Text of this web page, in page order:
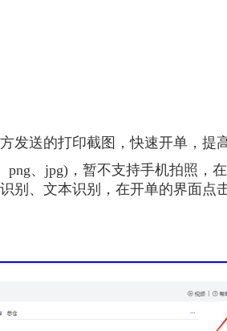
发送的打印截图，快速开单，提
png、jpg)，暂不支持手机拍照，
别、文本识别，在开单的界面点